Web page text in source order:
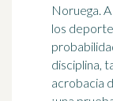
Noruega.
los
disciplina,
acrobacia